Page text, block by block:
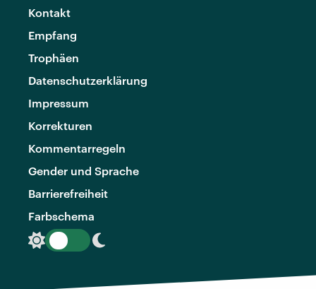
Kontakt
Empfang
Trophäen
Datenschutzerklärung
Impressum
Korrekturen
Kommentarregeln
Gender und Sprache
Barrierefreiheit
Farbschema